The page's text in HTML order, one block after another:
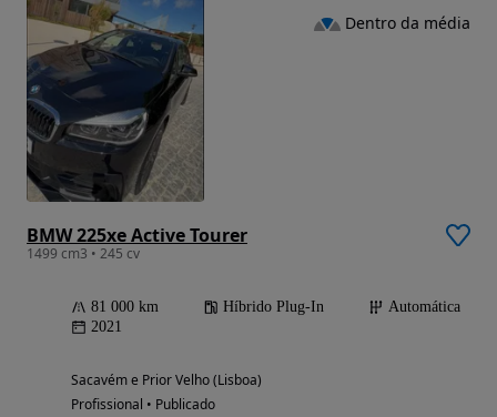
BMW 225xe Active Tourer
1499 cm3 • 245 cv
81 000 km Híbrido Plug-In
Automática
2021
Sacavém e Prior Velho (Lisboa)
Profissional • Publicado
Dentro da média